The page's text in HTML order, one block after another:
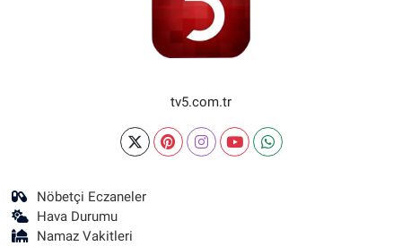
tv5.com.tr
Nöbetçi Eczaneler
Hava Durumu
Namaz Vakitleri